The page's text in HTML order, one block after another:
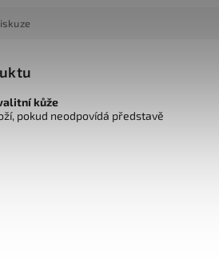
kůže
pokud neodpovídá představě